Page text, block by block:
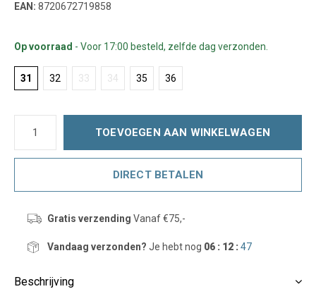
EAN: 8720672719858
Op voorraad - Voor 17:00 besteld, zelfde dag verzonden.
31 32 33 34 35 36
TOEVOEGEN AAN WINKELWAGEN
DIRECT BETALEN
Gratis verzending Vanaf €75,-
Vandaag verzonden? Je hebt nog 06 : 12 :47
Beschrijving